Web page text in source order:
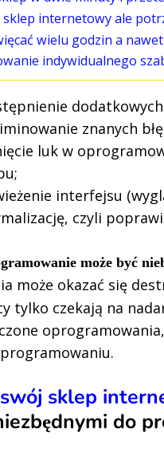
sklep internetowy ale
wielu godzin a
indywidualnego
znanych
luk w
interfejsu
czyli
może być
może okazać się
tylko czekają na
sklep
do